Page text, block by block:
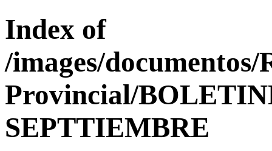
Index of
/images/
Provincial/
SEPTTIEMBRE